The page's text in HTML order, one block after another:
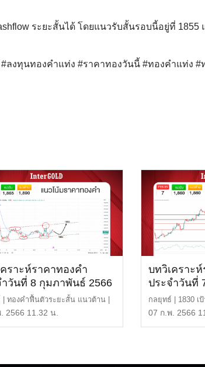
ระยะสั้นได้ โดยแนวรับสั้นรอบนี้อยู่ที่ 1855
#ลงทุนทองคำแท่ง #ราคาทองวันนี้ #ทองคำแท่ง
ราะห์ราคาทองคำ
ำวันที่ 8 กุมภาพันธ์ 2566
| ทองคำฟื้นตัวระยะสั้น แนวต้าน |
รือ 29, […]
2566 11.32 น.
บทวิเคราะ
ประจำวันที่
กลยุทธ์ | 1830 เ
หรือ 29,900 บา
07 ก.พ. 2566